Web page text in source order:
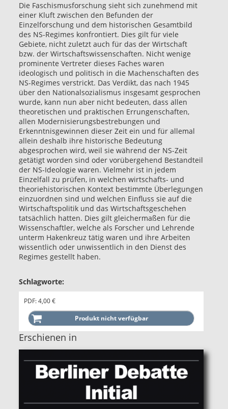
Die Faschismusforschung sieht sich zunehmend mit
einer Kluft zwischen den Befunden der
Einzelforschung und dem historischen Gesamtbild
des NS-Regimes konfrontiert. Dies gilt für viele
Gebiete, nicht zuletzt auch für das der Wirtschaft
bzw. der Wirtschaftswissenschaften. Nicht wenige
prominente Vertreter dieses Faches waren
ideologisch und politisch in die Machenschaften des
NS-Regimes verstrickt. Das Verdikt, das nach 1945
über den Nationalsozialismus insgesamt gesprochen
wurde, kann nun aber nicht bedeuten, dass allen
theoretischen und praktischen Errungenschaften,
allen Modernisierungsbestrebungen und
Erkenntnisgewinnen dieser Zeit ein und für allemal
allein deshalb ihre historische Bedeutung
abgesprochen wird, weil sie während der NS-Zeit
getätigt worden sind oder vorübergehend Bestandteil
der NS-Ideologie waren. Vielmehr ist in jedem
Einzelfall zu prüfen, in welchen wirtschafts- und
theoriehistorischen Kontext bestimmte Überlegungen
einzuordnen sind und welchen Einfluss sie auf die
Wirtschaftspolitik und das Wirtschaftsgeschehen
tatsächlich hatten. Dies gilt gleichermaßen für die
Wissenschaftler, welche als Forscher und Lehrende
unterm Hakenkreuz tätig waren und ihre Arbeiten
wissentlich oder unwissentlich in den Dienst des
Regimes gestellt haben.
Schlagworte:
PDF: 4,00 €
Erschienen in